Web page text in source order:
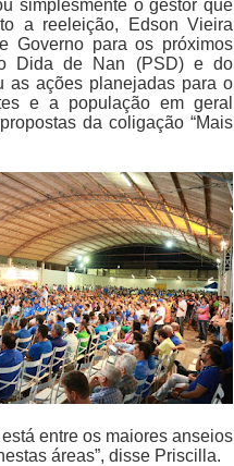
simplesmente o gestor que
a reeleição, Edson Vieira
Governo para os próximos
Dida de Nan (PSD) e do
as ações planejadas para o
e a população em geral
da coligação “Mais
entre os maiores anseios
áreas”, disse Priscilla.